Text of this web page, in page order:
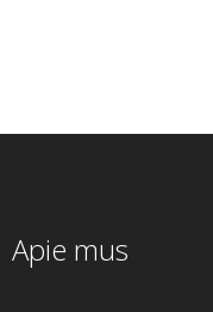
Apie mus